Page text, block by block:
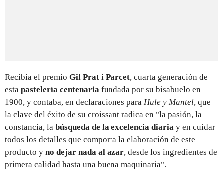
Recibía el premio Gil Prat i Parcet, cuarta generación de
esta pastelería centenaria fundada por su bisabuelo en
1900, y contaba, en declaraciones para Hule y Mantel, que
la clave del éxito de su croissant radica en "la pasión, la
constancia, la búsqueda de la excelencia diaria y en cuidar
todos los detalles que comporta la elaboración de este
producto y no dejar nada al azar, desde los ingredientes de
primera calidad hasta una buena maquinaria".